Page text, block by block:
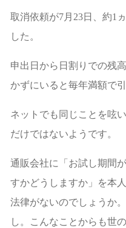
取消依頼が7月23日、約1
した。
申出日から日割りでの残
かずにいると毎年満額で
ネットでも同じことを呟
だけではないようです。
通販会社に「お試し期間
すかどうしますか」を本
法律がないのでしょうか
し。こんなことからも世